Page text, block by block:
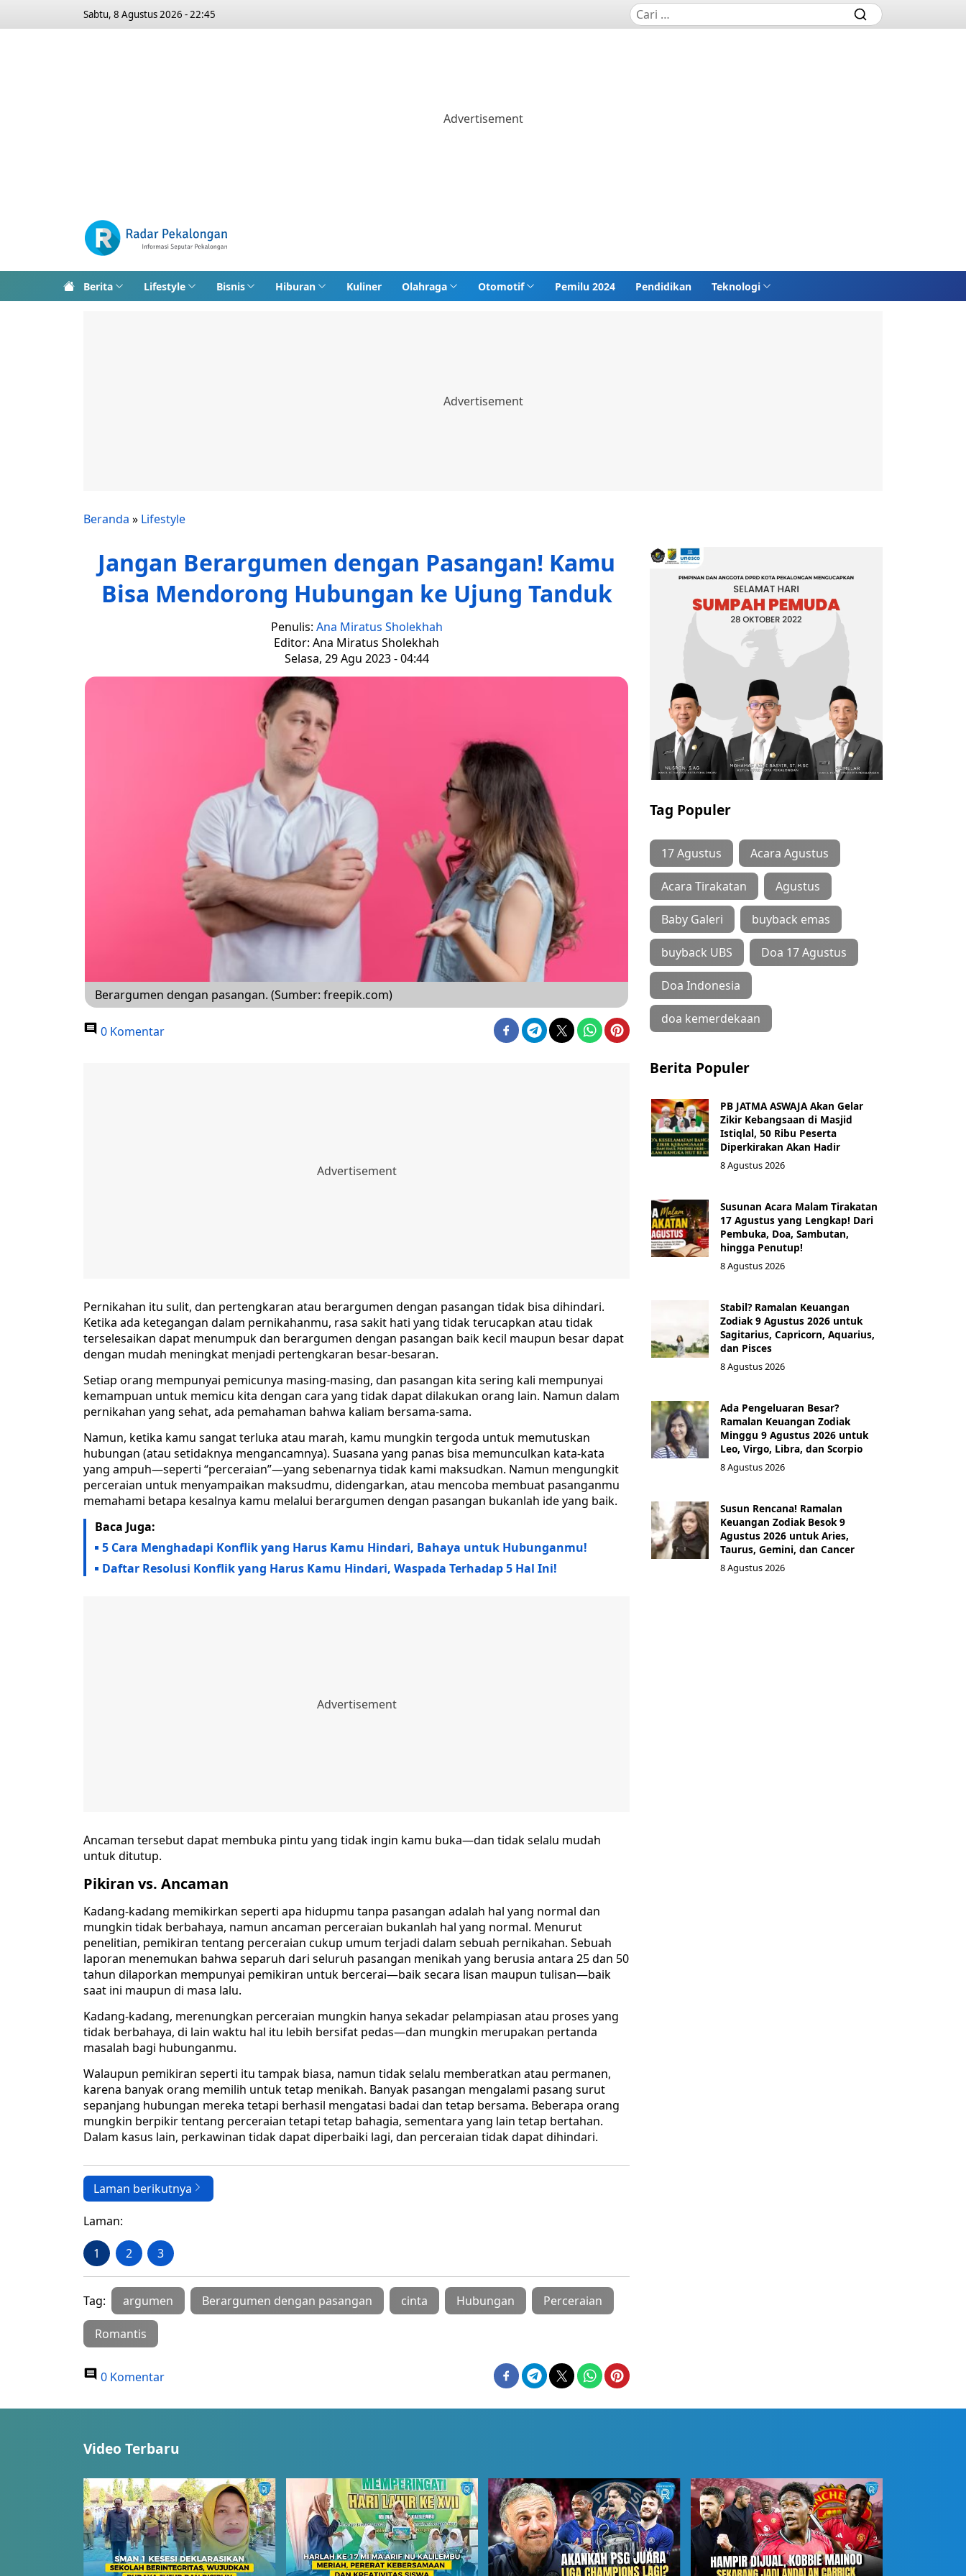
Sabtu, 8 Agustus 2026 - 22:45
Berita Lifestyle Bisnis Hiburan Kuliner Olahraga Otomotif Pemilu 2024 Pendidikan Teknologi
Beranda » Lifestyle
Jangan Berargumen dengan Pasangan! Kamu
Bisa Mendorong Hubungan ke Ujung Tanduk
Penulis: Ana Miratus Sholekhah
Editor: Ana Miratus Sholekhah
Selasa, 29 Agu 2023 - 04:44
Berargumen dengan pasangan. (Sumber: freepik.com)
0 Komentar
Pernikahan itu sulit, dan pertengkaran atau berargumen dengan pasangan tidak bisa dihindari.
Ketika ada ketegangan dalam pernikahanmu, rasa sakit hati yang tidak terucapkan atau tidak
terselesaikan dapat menumpuk dan berargumen dengan pasangan baik kecil maupun besar dapat
dengan mudah meningkat menjadi pertengkaran besar-besaran.
Setiap orang mempunyai pemicunya masing-masing, dan pasangan kita sering kali mempunyai
kemampuan untuk memicu kita dengan cara yang tidak dapat dilakukan orang lain. Namun dalam
pernikahan yang sehat, ada pemahaman bahwa kaliam bersama-sama.
Namun, ketika kamu sangat terluka atau marah, kamu mungkin tergoda untuk memutuskan
hubungan (atau setidaknya mengancamnya). Suasana yang panas bisa memunculkan kata-kata
yang ampuh—seperti “perceraian”—yang sebenarnya tidak kami maksudkan. Namun mengungkit
perceraian untuk menyampaikan maksudmu, didengarkan, atau mencoba membuat pasanganmu
memahami betapa kesalnya kamu melalui berargumen dengan pasangan bukanlah ide yang baik.
Baca Juga:
5 Cara Menghadapi Konflik yang Harus Kamu Hindari, Bahaya untuk Hubunganmu!
Daftar Resolusi Konflik yang Harus Kamu Hindari, Waspada Terhadap 5 Hal Ini!
Ancaman tersebut dapat membuka pintu yang tidak ingin kamu buka—dan tidak selalu mudah
untuk ditutup.
Pikiran vs. Ancaman
Kadang-kadang memikirkan seperti apa hidupmu tanpa pasangan adalah hal yang normal dan
mungkin tidak berbahaya, namun ancaman perceraian bukanlah hal yang normal. Menurut
penelitian, pemikiran tentang perceraian cukup umum terjadi dalam sebuah pernikahan. Sebuah
laporan menemukan bahwa separuh dari seluruh pasangan menikah yang berusia antara 25 dan 50
tahun dilaporkan mempunyai pemikiran untuk bercerai—baik secara lisan maupun tulisan—baik
saat ini maupun di masa lalu.
Kadang-kadang, merenungkan perceraian mungkin hanya sekadar pelampiasan atau proses yang
tidak berbahaya, di lain waktu hal itu lebih bersifat pedas—dan mungkin merupakan pertanda
masalah bagi hubunganmu.
Walaupun pemikiran seperti itu tampak biasa, namun tidak selalu memberatkan atau permanen,
karena banyak orang memilih untuk tetap menikah. Banyak pasangan mengalami pasang surut
sepanjang hubungan mereka tetapi berhasil mengatasi badai dan tetap bersama. Beberapa orang
mungkin berpikir tentang perceraian tetapi tetap bahagia, sementara yang lain tetap bertahan.
Dalam kasus lain, perkawinan tidak dapat diperbaiki lagi, dan perceraian tidak dapat dihindari.
Laman berikutnya
Laman:
1 2 3
Tag: argumen Berargumen dengan pasangan cinta Hubungan Perceraian
Romantis
0 Komentar
Tag Populer
17 Agustus Acara Agustus
Acara Tirakatan Agustus
Baby Galeri buyback emas
buyback UBS Doa 17 Agustus
Doa Indonesia
doa kemerdekaan
Berita Populer
PB JATMA ASWAJA Akan Gelar
Zikir Kebangsaan di Masjid
Istiqlal, 50 Ribu Peserta
Diperkirakan Akan Hadir
8 Agustus 2026
Susunan Acara Malam Tirakatan
17 Agustus yang Lengkap! Dari
Pembuka, Doa, Sambutan,
hingga Penutup!
8 Agustus 2026
Stabil? Ramalan Keuangan
Zodiak 9 Agustus 2026 untuk
Sagitarius, Capricorn, Aquarius,
dan Pisces
8 Agustus 2026
Ada Pengeluaran Besar?
Ramalan Keuangan Zodiak
Minggu 9 Agustus 2026 untuk
Leo, Virgo, Libra, dan Scorpio
8 Agustus 2026
Susun Rencana! Ramalan
Keuangan Zodiak Besok 9
Agustus 2026 untuk Aries,
Taurus, Gemini, dan Cancer
8 Agustus 2026
Video Terbaru